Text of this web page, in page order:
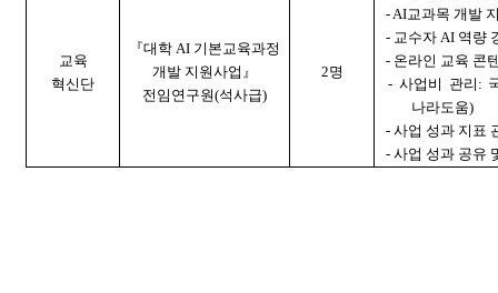
교육
혁신단
『대학 AI 기본교육과정
개발 지원사업』
전임연구원(석사급)
2명
- AI교과목 개발
- 교수자 AI 역량
- 온라인 교육 콘
- 사업비 관리:
나라도움)
- 사업 성과 지표
- 사업 성과 공유